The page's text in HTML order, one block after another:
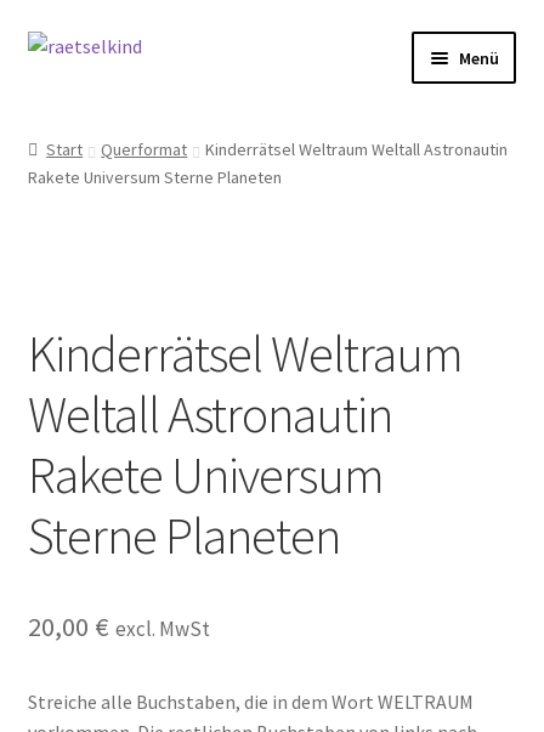
Zur
Zum
Menü
AGB
Echtheit von Bewertungen
FAQ
Impressum
Kontakt
Kostenlose Rätsel
Start Querformat
Kinderrätsel Weltraum Weltall Astronautin
Rakete Universum Sterne Planeten
Kinderrätsel Weltraum
Weltall Astronautin
Rakete Universum
Sterne Planeten
20,00 € excl. MwSt
Streiche alle Buchstaben, die in dem Wort WELTRAUM